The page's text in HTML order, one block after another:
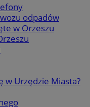
odpadów
w Orzeszu
w Urzędzie Miasta?